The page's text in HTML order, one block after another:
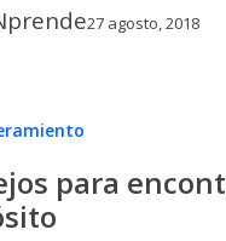
27 agosto, 2018
para